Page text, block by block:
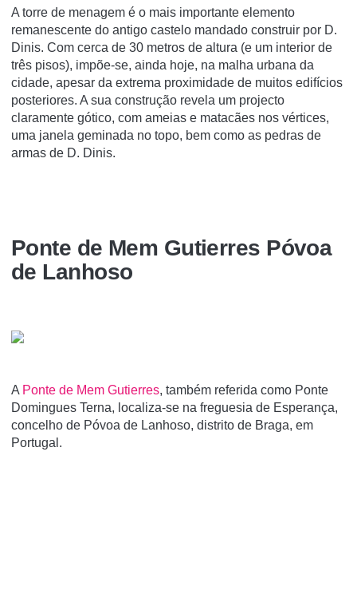
A torre de menagem é o mais importante elemento
remanescente do antigo castelo mandado construir por D.
Dinis. Com cerca de 30 metros de altura (e um interior de
três pisos), impõe-se, ainda hoje, na malha urbana da
cidade, apesar da extrema proximidade de muitos edifícios
posteriores. A sua construção revela um projecto
claramente gótico, com ameias e matacães nos vértices,
uma janela geminada no topo, bem como as pedras de
armas de D. Dinis.
Ponte de Mem Gutierres Póvoa
de Lanhoso
A Ponte de Mem Gutierres, também referida como Ponte
Domingues Terna, localiza-se na freguesia de Esperança,
concelho de Póvoa de Lanhoso, distrito de Braga, em
Portugal.